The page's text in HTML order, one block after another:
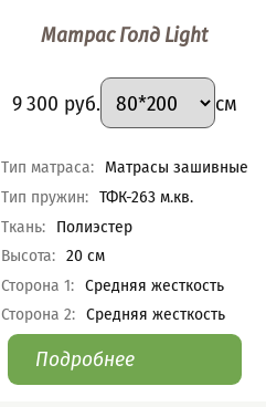
Матрас Голд Light
Цена
9 300 руб.
Подобрать вариант
Размер
см
Характеристики
Тип матраса: Матрасы зашивные
Тип пружин: ТФК-263 м.кв.
Ткань:
Полиэстер
Высота: 20 см
Сторона 1: Средняя жесткость
Сторона 2: Средняя жесткость
Подробнее